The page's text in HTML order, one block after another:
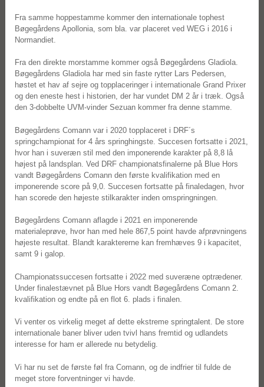
Fra samme hoppestamme kommer den internationale tophest
Bøgegårdens Apollonia, som bla. var placeret ved WEG i 2016 i
Normandiet.
Fra den direkte morstamme kommer også Bøgegårdens Gladiola.
Bøgegårdens Gladiola har med sin faste rytter Lars Pedersen,
høstet et hav af sejre og topplaceringer i internationale Grand Prixer
og den eneste hest i historien, der har vundet DM 2 år i træk. Også
den 3-dobbelte UVM-vinder Sezuan kommer fra denne stamme.
Bøgegårdens Comann var i 2020 topplaceret i DRF´s
springchampionat for 4 års springhingste. Succesen fortsatte i 2021,
hvor han i suveræn stil med den imponerende karakter på 8,8 lå
højest på landsplan. Ved DRF championatsfinalerne på Blue Hors
vandt Bøgegårdens Comann den første kvalifikation med en
imponerende score på 9,0. Succesen fortsatte på finaledagen, hvor
han scorede den højeste stilkarakter inden omspringningen.
Bøgegårdens Comann aflagde i 2021 en imponerende
materialeprøve, hvor han med hele 867,5 point havde afprøvningens
højeste resultat. Blandt karaktererne kan fremhæves 9 i kapacitet,
samt 9 i galop.
Championatssuccesen fortsatte i 2022 med suveræne optrædener.
Under finalestævnet på Blue Hors vandt Bøgegårdens Comann 2.
kvalifikation og endte på en flot 6. plads i finalen.
Vi venter os virkelig meget af dette ekstreme springtalent. De store
internationale baner bliver uden tvivl hans fremtid og udlandets
interesse for ham er allerede nu betydelig.
Vi har nu set de første føl fra Comann, og de indfrier til fulde de
meget store forventninger vi havde.